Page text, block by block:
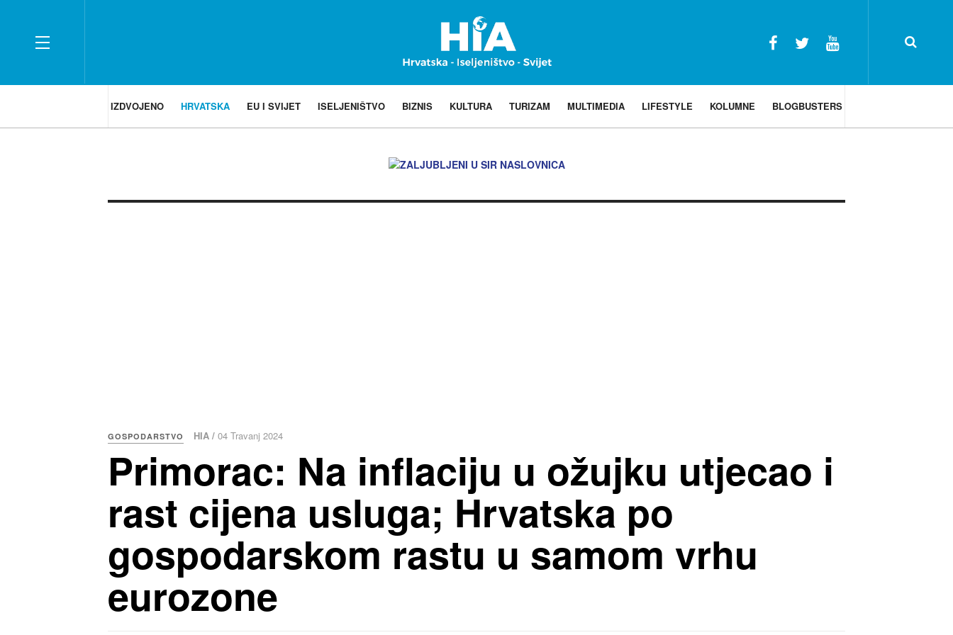
IZDVOJENO HRVATSKA EU I SVIJET ISELJENIŠTVO BIZNIS KULTURA TURIZAM MULTIMEDIA LIFESTYLE KOLUMNE BLOGBUSTERS
GOSPODARSTVO HIA / 04 Travanj 2024
Primorac: Na inflaciju u ožujku utjecao i
rast cijena usluga; Hrvatska po
gospodarskom rastu u samom vrhu
eurozone